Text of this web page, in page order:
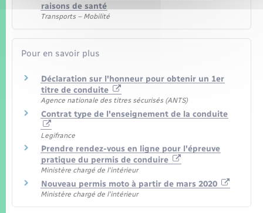
raisons de santé
Transports – Mobilité
Pour en savoir plus
Déclaration sur l'honneur pour obtenir un 1er
titre de conduite
Agence nationale des titres sécurisés (ANTS)
Contrat type de l'enseignement de la conduite
Legifrance
Prendre rendez-vous en ligne pour l'épreuve
pratique du permis de conduire
Ministère chargé de l'intérieur
Nouveau permis moto à partir de mars 2020
Ministère chargé de l'intérieur